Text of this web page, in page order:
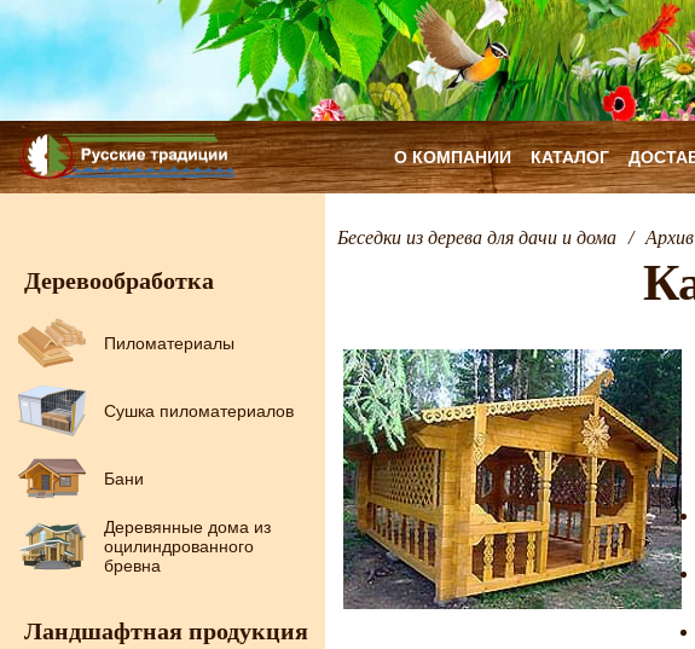
О КОМПАНИИ КАТАЛОГ
Деревообработка
Пиломатериалы
Сушка пиломатериалов
Бани
Деревянные дома из
оцилиндрованного
бревна
Ландшафтная продукция
Беседки из дерева для дачи и дома /